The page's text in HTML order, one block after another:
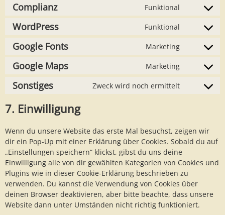
service
popup-
Complianz Funktional
Consent
service
complianz
WordPress Funktional
Consent
service
wordpress
Google Fonts Marketing
Consent
service
google-
Google Maps Marketing
Consent
service
Sonstiges Zweck wird noch ermittelt
Consent
7. Einwilligung
Wenn du unsere Website das erste Mal besuchst, zeigen wir
dir ein Pop-Up mit einer Erklärung über Cookies. Sobald du auf
„Einstellungen speichern“ klickst, gibst du uns deine
Einwilligung alle von dir gewählten Kategorien von Cookies und
Plugins wie in dieser Cookie-Erklärung beschrieben zu
verwenden. Du kannst die Verwendung von Cookies über
deinen Browser deaktivieren, aber bitte beachte, dass unsere
Website dann unter Umständen nicht richtig funktioniert.